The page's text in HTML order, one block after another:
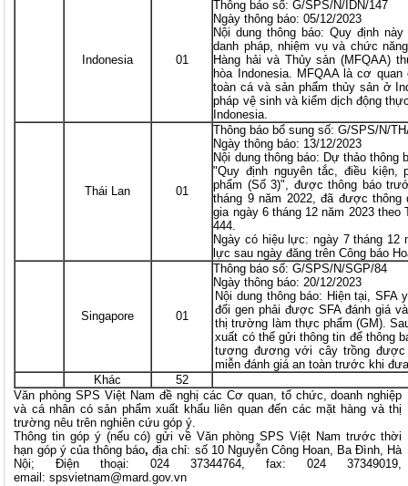
Indonesia 01
Thông báo số: G/SPS/N/IDN/147
Ngày thông báo: 05/12/2023
Nội dung thông báo: Quy định
danh pháp, nhiệm vụ và chức
Hàng hải và Thủy sản (MFQAA)
hòa Indonesia. MFQAA là cơ
toàn cá và sản phẩm thủy sản ở
pháp vệ sinh và kiểm dịch động
Indonesia.
Thái Lan 01
Thông báo bổ sung số: G/SPS/N/
Ngày thông báo: 13/12/2023
Nội dung thông báo: Dự thảo thông
"Quy định nguyên tắc, điều
phẩm (Số 3)", được thông báo
tháng 9 năm 2022, đã được thông
gia ngày 6 tháng 12 năm 2023
444.
Ngày có hiệu lực: ngày 7 tháng 12
lực sau ngày đăng trên Công báo
Singapore 01
Thông báo số: G/SPS/N/SGP/84
Ngày thông báo: 20/12/2023
Nội dung thông báo: Hiện tại, SFA
đổi gen phải được SFA đánh giá
thị trường làm thực phẩm (GM).
xuất có thể gửi thông tin để thông
tương đương với cây trồng
miễn đánh giá an toàn trước khi
Khác
52
Văn phòng SPS Việt Nam đề nghị các Cơ quan, tổ chức, doanh nghiệp
và cá nhân có sản phẩm xuất khẩu liên quan đến các mặt hàng và thị
trường nêu trên nghiên cứu góp ý.
Thông tin góp ý (nếu có) gửi về Văn phòng SPS Việt Nam trước thời
hạn góp ý của thông báo,địa chỉ: số 10 Nguyễn Công Hoan, Ba Đình, Hà
Nội; Điện thoại: 024 37344764, fax: 024 37349019,
email:spsvietnam@mard.gov.vn